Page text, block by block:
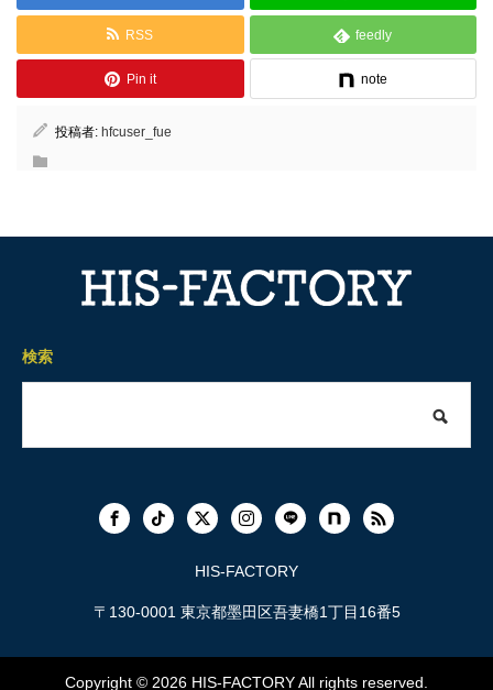
RSS feedly
Pin it note
投稿者: hfcuser_fue
検索
HIS-FACTORY
〒130-0001 東京都墨田区吾妻橋1丁目16番5
Copyright © 2026 HIS-FACTORYAll rights reserved.